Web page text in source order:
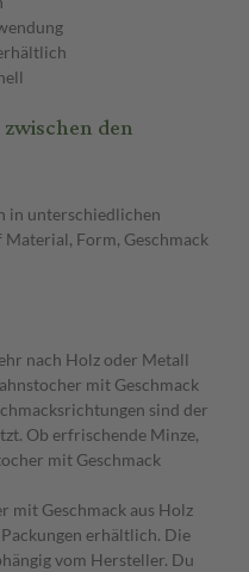
den
in unterschiedlichen
Form, Geschmack
nach Holz oder Metall
mit Geschmack
sind der
Ob erfrischende Minze,
mit Geschmack
mit Geschmack aus Holz
erhältlich. Die
vom Hersteller. Du